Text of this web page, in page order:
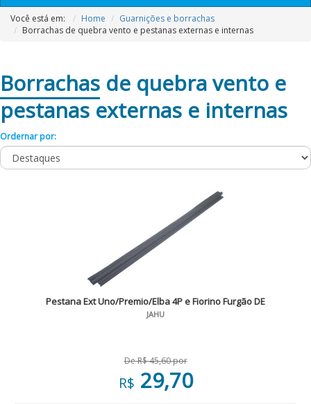
Você está em: Home
Guarnições e borrachas
Borrachas de quebra vento e pestanas externas e internas
Borrachas de quebra vento e
pestanas externas e internas
Ordernar por:
Pestana Ext Uno/Premio/Elba 4P e Fiorino Furgão DE
JAHU
De R$ 45,60 por
R$ 29,70